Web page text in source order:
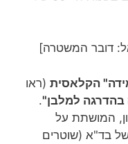
דובר המשטרה]
הקלאסית (ראו
בהדרגה למלבן".
המושתת על
בד"א (שוטרים